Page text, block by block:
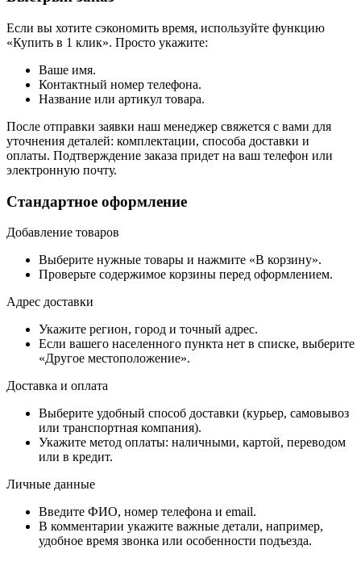
Если вы хотите сэкономить время, используйте функцию
«Купить в 1 клик». Просто укажите:
Ваше имя.
Контактный номер телефона.
Название или артикул товара.
После отправки заявки наш менеджер свяжется с вами для
уточнения деталей: комплектации, способа доставки и
оплаты. Подтверждение заказа придет на ваш телефон или
электронную почту.
Стандартное оформление
Добавление товаров
Выберите нужные товары и нажмите «В корзину».
Проверьте содержимое корзины перед оформлением.
Адрес доставки
Укажите регион, город и точный адрес.
Если вашего населенного пункта нет в списке, выберите
«Другое местоположение».
Доставка и оплата
Выберите удобный способ доставки (курьер, самовывоз
или транспортная компания).
Укажите метод оплаты: наличными, картой, переводом
или в кредит.
Личные данные
Введите ФИО, номер телефона и email.
В комментарии укажите важные детали, например,
удобное время звонка или особенности подъезда.